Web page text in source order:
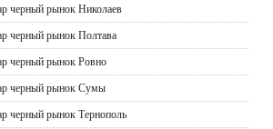
черный рынок Николаев
черный рынок Полтава
черный рынок Ровно
черный рынок Сумы
черный рынок Тернополь